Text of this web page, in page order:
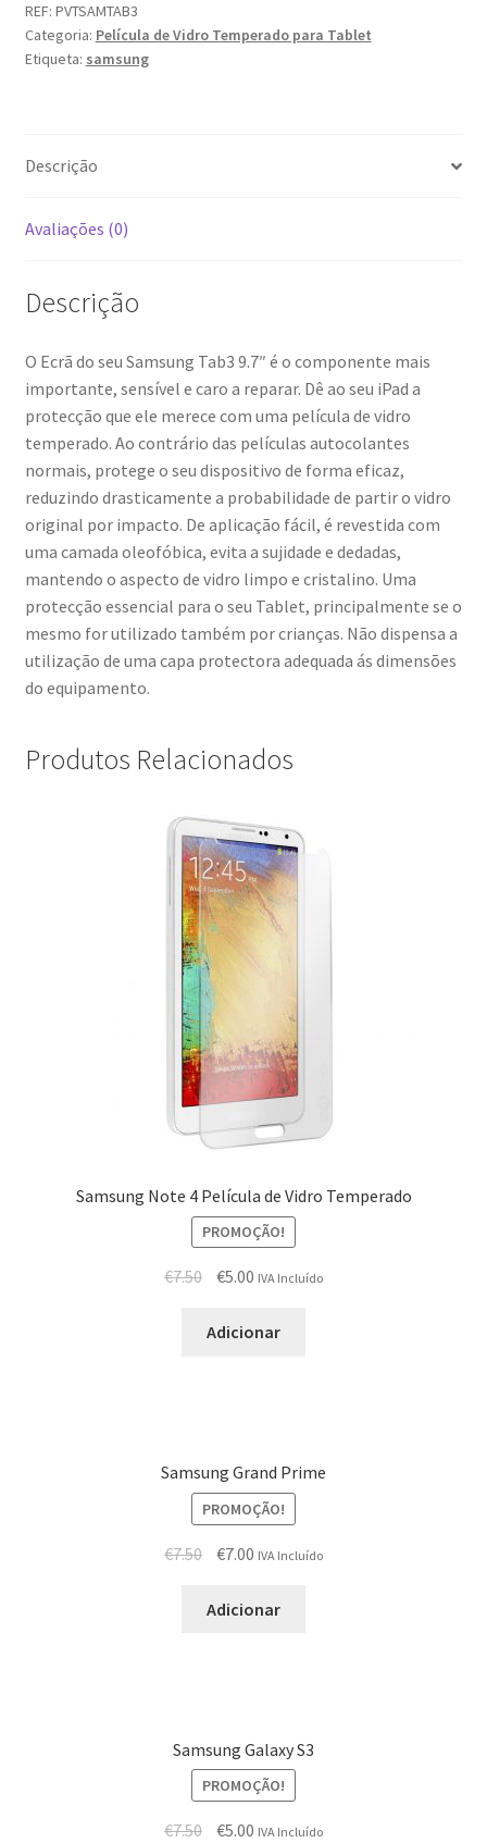
Película
de
Vidro
REF: PVTSAMTAB3
Categoria: Película de Vidro Temperado para Tablet
Etiqueta: samsung
Descrição
Avaliações (0)
Descrição
O Ecrã do seu Samsung Tab3 9.7″ é o componente mais
importante, sensível e caro a reparar. Dê ao seu iPad a
protecção que ele merece com uma película de vidro
temperado. Ao contrário das películas autocolantes
normais, protege o seu dispositivo de forma eficaz,
reduzindo drasticamente a probabilidade de partir o vidro
original por impacto. De aplicação fácil, é revestida com
uma camada oleofóbica, evita a sujidade e dedadas,
mantendo o aspecto de vidro limpo e cristalino. Uma
protecção essencial para o seu Tablet, principalmente se o
mesmo for utilizado também por crianças. Não dispensa a
utilização de uma capa protectora adequada ás dimensões
do equipamento.
Produtos Relacionados
Samsung Note 4 Película de Vidro Temperado
PROMOÇÃO!
€7.50 €5.00 IVA Incluído
Adicionar
Samsung Grand Prime
PROMOÇÃO!
€7.50 €7.00 IVA Incluído
Adicionar
Samsung Galaxy S3
PROMOÇÃO!
€7.50 €5.00 IVA Incluído